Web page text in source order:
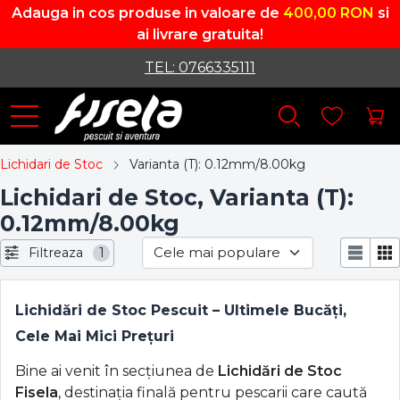
Adauga in cos produse in valoare de 400,00 RON si
ai livrare gratuita!
TEL: 0766335111
Lichidari de Stoc Varianta (T): 0.12mm/8.00kg
Lichidari de Stoc, Varianta (T):
0.12mm/8.00kg
Filtreaza 1
Lichidări de Stoc Pescuit – Ultimele Bucăți,
Cele Mai Mici Prețuri
Bine ai venit în secțiunea de Lichidări de Stoc
Fisela, destinația finală pentru pescarii care caută